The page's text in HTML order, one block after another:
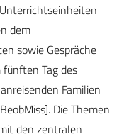
dem
sowie Gespräche
Tag des
Familien
Die Themen
den zentralen